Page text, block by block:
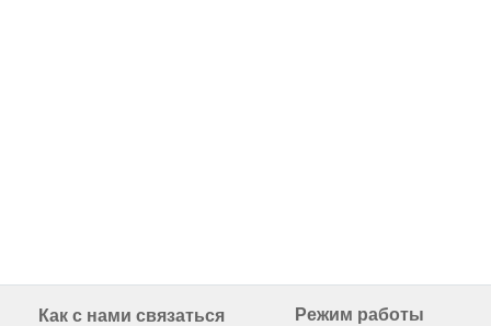
Как с нами связаться Режим работы